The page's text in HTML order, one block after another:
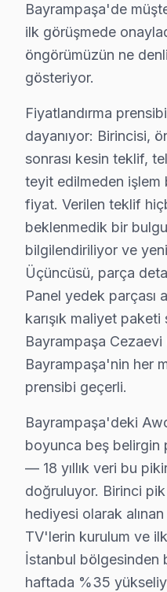
bu cihaz güvenilirliği
Bayrampaşa Awox
Awox televizyonunuz
Awox görüntüleme
• Bayrampaşa'de
• Bayrampaşa'de Güç
• Bayrampaşa'de Ses
• Bayrampaşa'de Kart
• Bayrampaşa'de
• Bayrampaşa'de
Chip-level tamir
Bayrampaşa Awox
Bayrampaşa'de
VA Panel/LED Panel
Smart panel Platform
Port ve Bağlantı
» Bayrampaşa
Awox Servisi
Bayrampaşa Awox TV
Bayrampaşa'de
Bayrampaşa'de
ilk görüşmede
öngörümüzün ne
gösteriyor.
Fiyatlandırma
dayanıyor: Birincisi,
sonrası kesin teklif,
teyit edilmeden işlem
fiyat. Verilen teklif
beklenmedik bir
bilgilendiriliyor ve
Üçüncüsü, parça
Panel yedek parçası
karışık maliyet paketi
Bayrampaşa
Bayrampaşa'nin her
prensibi geçerli.
Bayrampaşa'deki
boyunca beş belirgin
— 18 yıllık veri bu
doğruluyor. Birinci pik
hediyesi olarak
TV'lerin kurulum ve
İstanbul bölgesinden
haftada %35